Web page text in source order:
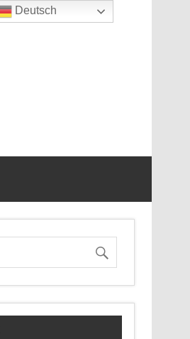
Deutsch